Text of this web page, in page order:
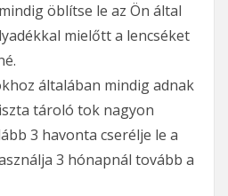
öblítse le az Ön által
mielőtt a lencséket
általában mindig adnak
tároló tok nagyon
3 havonta cserélje le a
3 hónapnál tovább a